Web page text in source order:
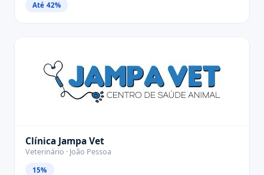
Até 42%
Clínica Jampa Vet
Veterinário · João Pessoa
15%